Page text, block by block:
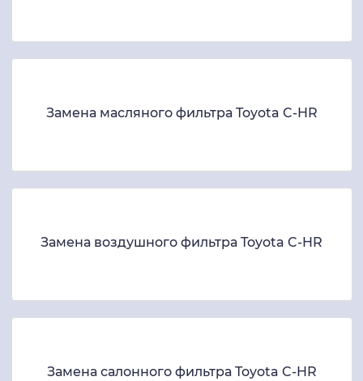
Замена масляного фильтра Toyota C-HR
Замена воздушного фильтра Toyota C-HR
Замена салонного фильтра Toyota C-HR